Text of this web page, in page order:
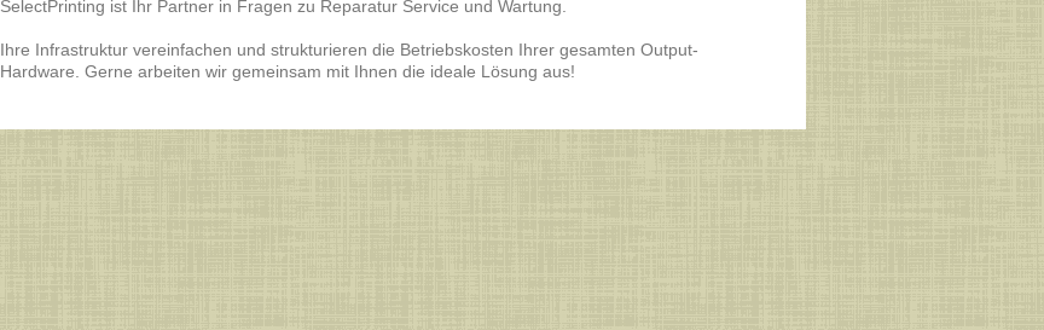
SelectPrinting ist Ihr Partner in Fragen zu Reparatur Service und Wartung.
Ihre Infrastruktur vereinfachen und strukturieren die Betriebskosten Ihrer gesamten Output-
Hardware. Gerne arbeiten wir gemeinsam mit Ihnen die ideale Lösung aus!